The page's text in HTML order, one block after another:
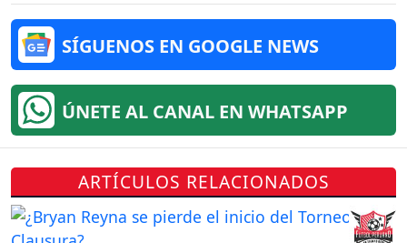
SÍGUENOS EN GOOGLE NEWS
ÚNETE AL CANAL EN WHATSAPP
ARTÍCULOS RELACIONADOS